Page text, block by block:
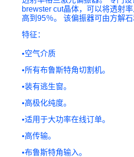
brewster cut晶体，可以将透射
高到95％。 该偏振器可由方解石
特征：
•空气介质
•所有布鲁斯特角切割机。
•装有逃生窗。
•高极化纯度。
•适用于大功率在线订单。
•高传输。
•布鲁斯特角输入。